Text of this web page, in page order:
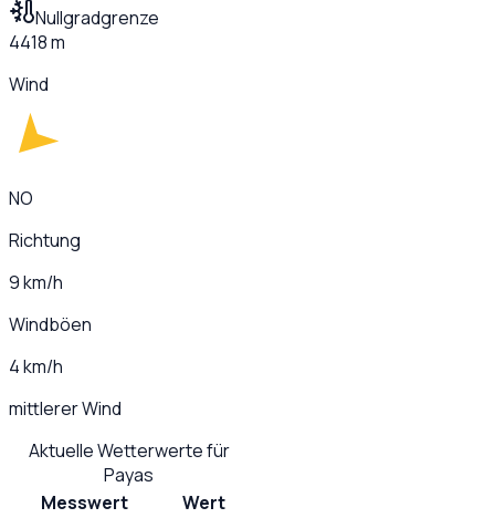
Nullgradgrenze
4418 m
Wind
NO
Richtung
9 km/h
Windböen
4 km/h
mittlerer Wind
Aktuelle Wetterwerte für
Payas
Messwert
Wert